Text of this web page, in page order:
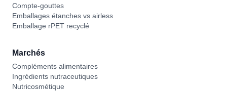
Compte-gouttes
Emballages étanches vs airless
Emballage rPET recyclé
Marchés
Compléments alimentaires
Ingrédients nutraceutiques
Nutricosmétique